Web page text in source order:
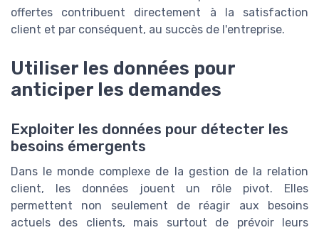
offertes contribuent directement à la satisfaction
client et par conséquent, au succès de l'entreprise.
Utiliser les données pour
anticiper les demandes
Exploiter les données pour détecter les
besoins émergents
Dans le monde complexe de la gestion de la relation
client, les données jouent un rôle pivot. Elles
permettent non seulement de réagir aux besoins
actuels des clients, mais surtout de prévoir leurs